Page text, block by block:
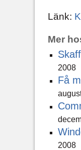
Länk:
Mer
2008
Få
2008